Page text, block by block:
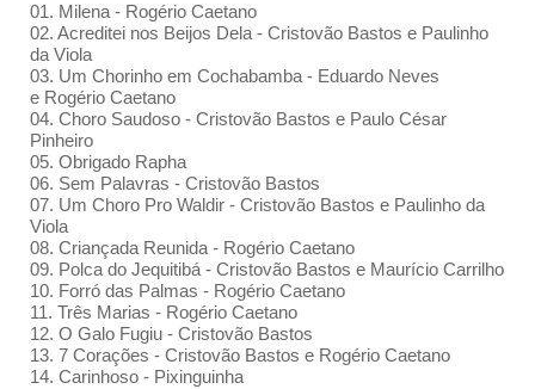
01. Milena - Rogério Caetano
02. Acreditei nos Beijos Dela - Cristovão Bastos e Paulinho
da Viola
03. Um Chorinho em Cochabamba - Eduardo Neves
e Rogério Caetano
04. Choro Saudoso - Cristovão Bastos e Paulo César
Pinheiro
05. Obrigado Rapha
06. Sem Palavras - Cristovão Bastos
07. Um Choro Pro Waldir - Cristovão Bastos e Paulinho da
Viola
08. Criançada Reunida - Rogério Caetano
09. Polca do Jequitibá - Cristovão Bastos e Maurício Carrilho
10. Forró das Palmas - Rogério Caetano
11. Três Marias - Rogério Caetano
12. O Galo Fugiu - Cristovão Bastos
13. 7 Corações - Cristovão Bastos e Rogério Caetano
14. Carinhoso - Pixinguinha